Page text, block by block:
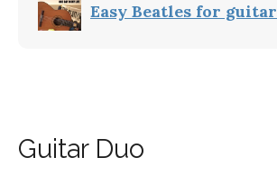
Easy Beatles for guitar
Guitar Duo